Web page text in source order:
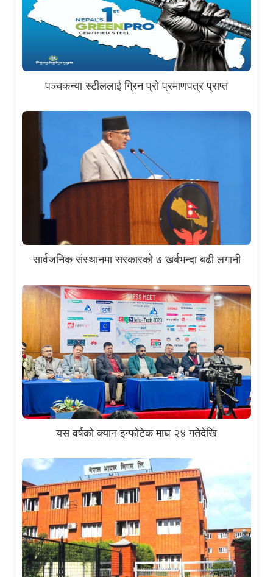
पञ्चकन्या स्टीललाई ग्रिन प्रो प्रमाणपत्र प्राप्त
सार्वजनिक संस्थानमा सरकारको ७ खर्बभन्दा बढी लगानी
यस वर्षको क्यान इन्फोटेक माघ २४ गतेदेखि